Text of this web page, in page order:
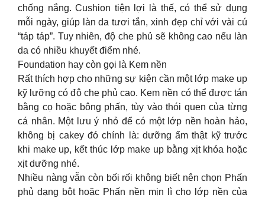
chống nắng. Cushion tiện lợi là thế, có thể sử dụng
mỗi ngày, giúp làn da tươi tắn, xinh đẹp chỉ với vài cú
“táp táp”. Tuy nhiên, độ che phủ sẽ không cao nếu làn
da có nhiều khuyết điểm nhé.
Foundation hay còn gọi là Kem nền
Rất thích hợp cho những sự kiện cần một lớp make up
kỹ lưỡng có độ che phủ cao. Kem nền có thể được tán
bằng cọ hoặc bông phấn, tùy vào thói quen của từng
cá nhân. Một lưu ý nhỏ để có một lớp nền hoàn hảo,
không bị cakey đó chính là: dưỡng ẩm thật kỹ trước
khi make up, kết thúc lớp make up bằng xịt khóa hoặc
xịt dưỡng nhé.
Nhiều nàng vẫn còn bối rối không biết nên chọn Phấn
phủ dạng bột hoặc Phấn nền mịn lì cho lớp nền của